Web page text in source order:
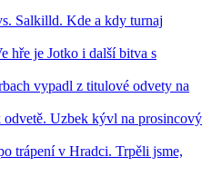
Salkilld. Kde a kdy turnaj
hře je Jotko i další bitva s
vypadl z titulové odvety na
Uzbek kývl na prosincový
trápení v Hradci. Trpěli jsme,